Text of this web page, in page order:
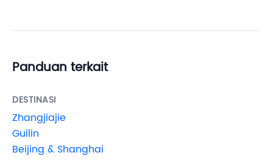
Panduan terkait
DESTINASI
Zhangjiajie
Guilin
Beijing & Shanghai